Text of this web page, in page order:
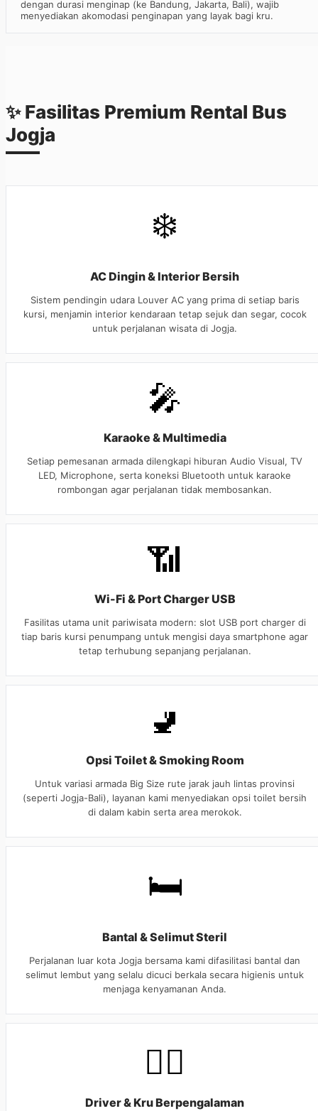
dengan durasi menginap (ke Bandung, Jakarta, Bali), wajib
menyediakan akomodasi penginapan yang layak bagi kru.
✨ Fasilitas Premium Rental Bus
Jogja
❄️
AC Dingin & Interior Bersih
Sistem pendingin udara Louver AC yang prima di setiap baris
kursi, menjamin interior kendaraan tetap sejuk dan segar, cocok
untuk perjalanan wisata di Jogja.
🎤
Karaoke & Multimedia
Setiap pemesanan armada dilengkapi hiburan Audio Visual, TV
LED, Microphone, serta koneksi Bluetooth untuk karaoke
rombongan agar perjalanan tidak membosankan.
📶
Wi-Fi & Port Charger USB
Fasilitas utama unit pariwisata modern: slot USB port charger di
tiap baris kursi penumpang untuk mengisi daya smartphone agar
tetap terhubung sepanjang perjalanan.
🚽
Opsi Toilet & Smoking Room
Untuk variasi armada Big Size rute jarak jauh lintas provinsi
(seperti Jogja-Bali), layanan kami menyediakan opsi toilet bersih
di dalam kabin serta area merokok.
🛏️
Bantal & Selimut Steril
Perjalanan luar kota Jogja bersama kami difasilitasi bantal dan
selimut lembut yang selalu dicuci berkala secara higienis untuk
menjaga kenyamanan Anda.
👨‍✈️
Driver & Kru Berpengalaman